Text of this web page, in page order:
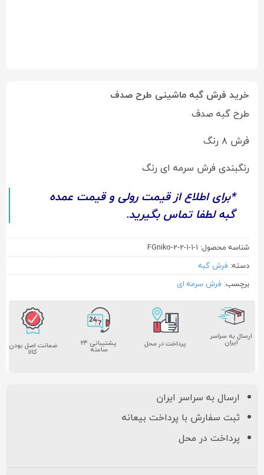
خرید فرش گبه ماشینی طرح صدف
طرح گبه صدف
فرش ۸ رنگ
رنگبندی فرش سرمه ای رنگ
*برای اطلاع از قیمت رولی و قیمت عمده
گبه لطفا تماس بگیرید.
شناسه محصول: FGniko-2-2-1-1-1
دسته: فرش گبه
برچسب: فرش سرمه ای
ارسال به سراسر
ایران پرداخت در محل پشتیبانی ۲۴
ساعته ضمانت اصل بودن
کالا
ارسال به سراسر ایران
ثبت سفارش با پرداخت بیعانه
پرداخت در محل